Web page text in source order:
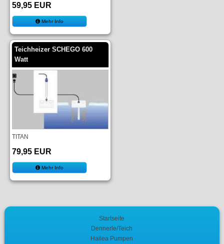
59,95 EUR
Mehr Info
Teichheizer SCHEGO 600
Watt
TITAN
79,95 EUR
Mehr Info
Startseite
Dennerle/Teich
Hailea Pumpen